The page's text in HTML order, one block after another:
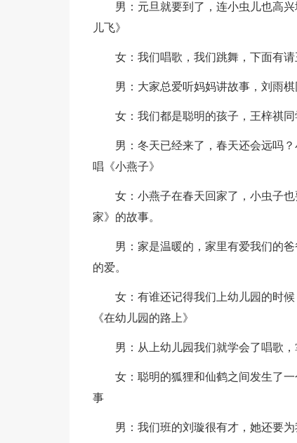
男：元旦就要到了，连小虫儿也高
儿飞》
女：我们唱歌，我们跳舞，下面有请
男：大家总爱听妈妈讲故事，刘雨
女：我们都是聪明的孩子，王梓祺
男：冬天已经来了，春天还会远吗
唱《小燕子》
女：小燕子在春天回家了，小虫子
家》的故事。
男：家是温暖的，家里有爱我们的
的爱。
女：有谁还记得我们上幼儿园的时
《在幼儿园的路上》
男：从上幼儿园我们就学会了唱歌
女：聪明的狐狸和仙鹤之间发生了
事
男：我们班的刘璇很有才，她还要